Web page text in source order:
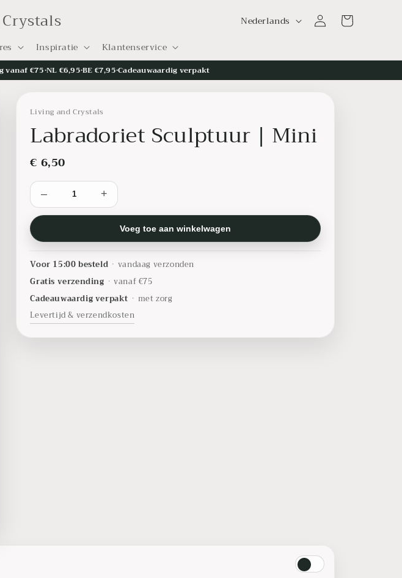
Inspiratie Klantenservice
T
a
l
Nederlands InloggenWinkelwagen
vanaf €75•NL €6,95•BE €7,95•Cadeauwaardig verpakt
Living and Crystals
Labradoriet Sculptuur | Mini
€ 6,50
– +
Voeg toe aan winkelwagen
Voor 15:00 besteld • vandaag verzonden
Gratis verzending • vanaf €75
Cadeauwaardig verpakt • met zorg
Levertijd & verzendkosten